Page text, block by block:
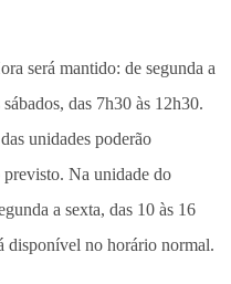
será mantido: de segunda a
das 7h30 às 12h30.
unidades poderão
previsto. Na unidade do
a sexta, das 10 às 16
disponível no horário normal.